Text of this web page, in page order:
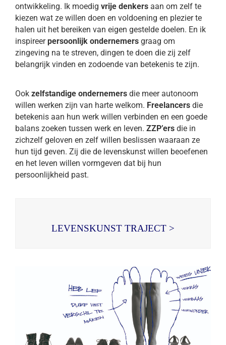
ontwikkeling. Ik moedig vrije denkers aan om zelf te
kiezen wat ze willen doen en voldoening en plezier te
halen uit het bereiken van eigen gestelde doelen. En ik
inspireerpersoonlijk ondernemers graag om
zingeving na te streven, dingen te doen die zij zelf
belangrijk vinden en zodoende van betekenis te zijn.
Ook zelfstandige ondernemers die meer autonoom
willen werken zijn van harte welkom. Freelancers die
betekenis aan hun werk willen verbinden en een goede
balans zoeken tussen werk en leven. ZZP’ers die in
zichzelf geloven en zelf willen beslissen waaraan ze
hun tijd geven. Zij die de levenskunst willen beoefenen
en het leven willen vormgeven dat bij hun
persoonlijkheid past.
LEVENSKUNST TRAJECT >